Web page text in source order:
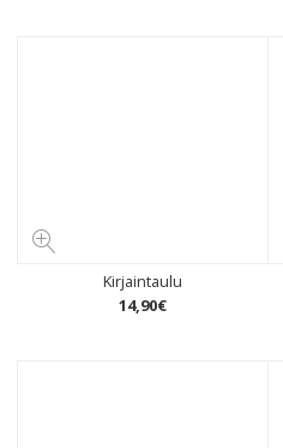
Kirjaintaulu
14,90€